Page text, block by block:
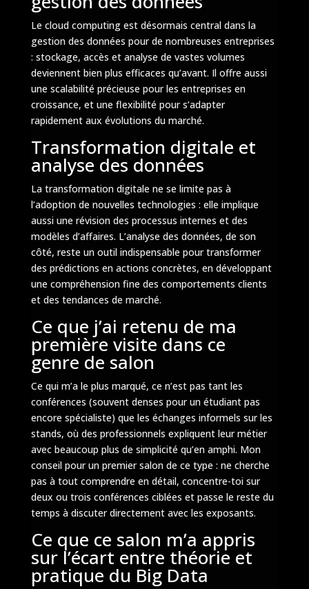
Le cloud computing est désormais central dans la
gestion des données pour de nombreuses entreprises
: stockage, accès et analyse de vastes volumes
deviennent bien plus efficaces qu’avant. Il offre aussi
une scalabilité précieuse pour les entreprises en
croissance, et une flexibilité pour s’adapter
rapidement aux évolutions du marché.
Transformation digitale et
analyse des données
La transformation digitale ne se limite pas à
l’adoption de nouvelles technologies : elle implique
aussi une révision des processus internes et des
modèles d’affaires. L’analyse des données, de son
côté, reste un outil indispensable pour transformer
des prédictions en actions concrètes, en développant
une compréhension fine des comportements clients
et des tendances de marché.
Ce que j’ai retenu de ma
première visite dans ce
genre de salon
Ce qui m’a le plus marqué, ce n’est pas tant les
conférences (souvent denses pour un étudiant pas
encore spécialiste) que les échanges informels sur les
stands, où des professionnels expliquent leur métier
avec beaucoup plus de simplicité qu’en amphi. Mon
conseil pour un premier salon de ce type : ne cherche
pas à tout comprendre en détail, concentre-toi sur
deux ou trois conférences ciblées et passe le reste du
temps à discuter directement avec les exposants.
Ce que ce salon m’a appris
sur l’écart entre théorie et
pratique du Big Data